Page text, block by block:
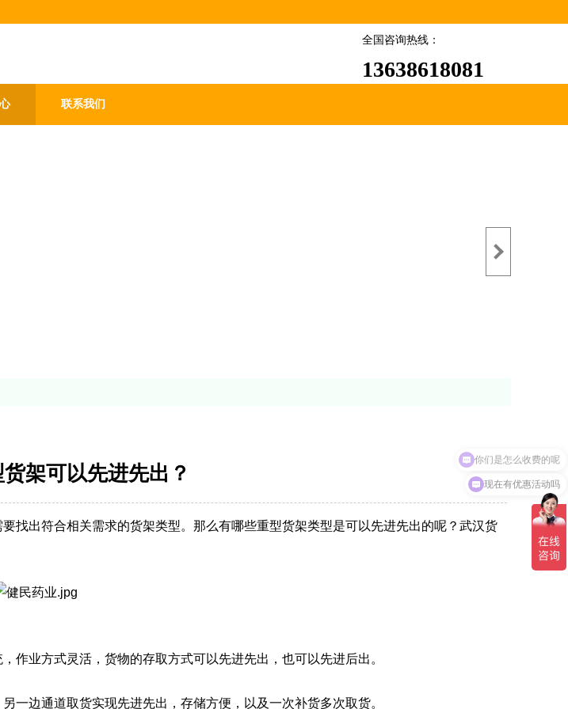
全国咨询热线：
13638618081
联系我们
架可以先进先出？
找出符合相关需求的货架类型。那么有哪些重型货架类型是可以先进先出的呢？武汉货
作业方式灵活，货物的存取方式可以先进先出，也可以先进后出。
一边通道取货实现先进先出，存储方便，以及一次补货多次取货。
现在有优惠活动吗